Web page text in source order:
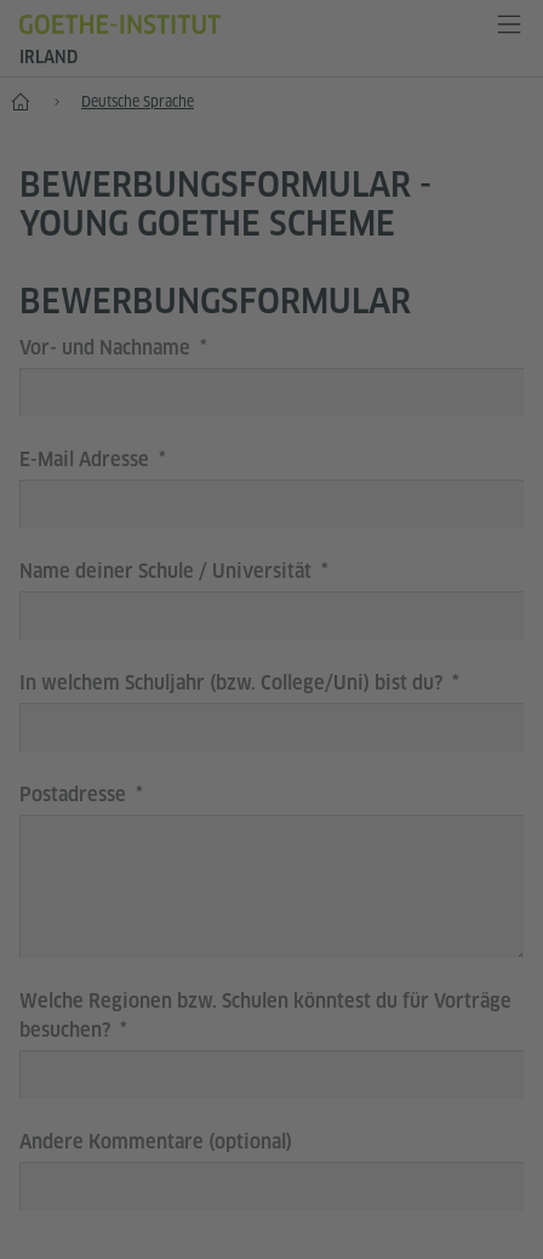
IRLAND
Start Deutsche Sprache
BEWERBUNGSFORMULAR -
YOUNG GOETHE SCHEME
BEWERBUNGSFORMULAR
Vor- und Nachname
E-Mail Adresse
Name deiner Schule / Universität
In welchem Schuljahr (bzw. College/Uni) bist du?
Postadresse
Welche Regionen bzw. Schulen könntest du für Vorträge
besuchen?
Andere Kommentare (optional)